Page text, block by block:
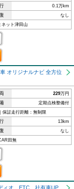
0.1万km
なし
ネット津田山
オリジナルナビ 全方位
229万円
定期点検整備付
保証走行距離：無制限
13km
なし
田無
ディオ ETC 社有車UP